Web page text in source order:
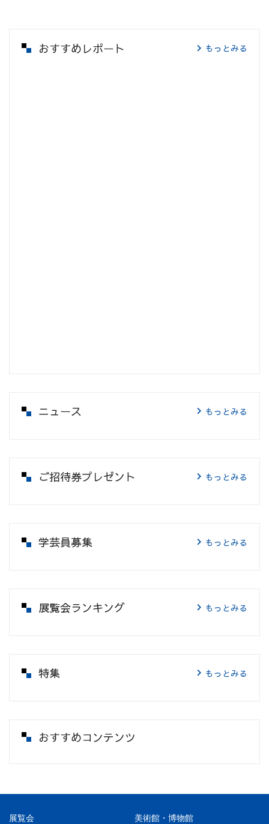
おすすめレポート もっとみる
ニュース もっとみる
ご招待券プレゼント もっとみる
学芸員募集 もっとみる
展覧会ランキング もっとみる
特集 もっとみる
おすすめコンテンツ
展覧会 美術館・博物館